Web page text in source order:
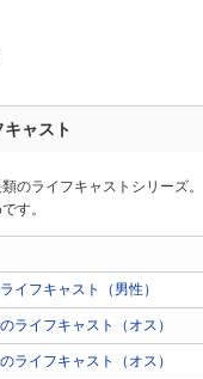
ャスト
のライフキャストシリーズ
す。
イフキャスト（男性）
ライフキャスト（オス）
ライフキャスト（オス）